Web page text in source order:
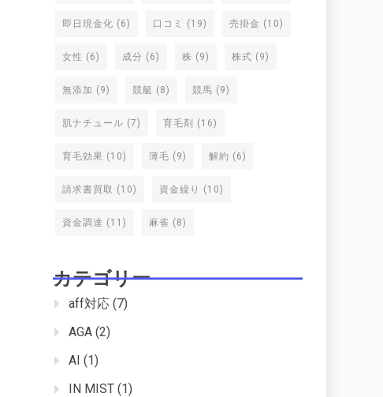
即日現金化 (6) 口コミ (19) 売掛金 (10)
女性 (6) 成分 (6) 株 (9) 株式 (9)
無添加 (9) 競艇 (8) 競馬 (9)
肌ナチュール (7) 育毛剤 (16)
育毛効果 (10) 薄毛 (9) 解約 (6)
請求書買取 (10) 資金繰り (10)
資金調達 (11) 麻雀 (8)
カテゴリー
aff対応 (7)
AGA (2)
AI (1)
IN MIST (1)